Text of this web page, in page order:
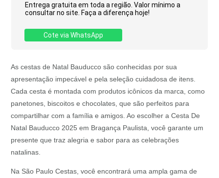
Entrega gratuita em toda a região. Valor mínimo a
consultar no site. Faça a diferença hoje!
Cote via WhatsApp
As cestas de Natal Bauducco são conhecidas por sua
apresentação impecável e pela seleção cuidadosa de itens.
Cada cesta é montada com produtos icônicos da marca, como
panetones, biscoitos e chocolates, que são perfeitos para
compartilhar com a família e amigos. Ao escolher a Cesta De
Natal Bauducco 2025 em Bragança Paulista, você garante um
presente que traz alegria e sabor para as celebrações
natalinas.
Na São Paulo Cestas, você encontrará uma ampla gama de